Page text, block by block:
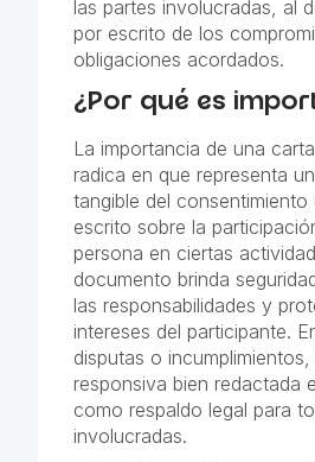
las partes involucradas, al
por escrito de los
obligaciones acordados.
¿Por qué es
La importancia de una
radica en que representa
tangible del
escrito sobre la
persona en ciertas
documento brinda
las responsabilidades y
intereses del participante.
disputas o
responsiva bien redactada
como respaldo legal para
involucradas.